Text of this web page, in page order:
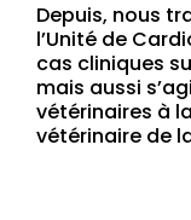
Depuis, nous
l’Unité de
cas cliniques
mais aussi
vétérinaires à
vétérinaire de